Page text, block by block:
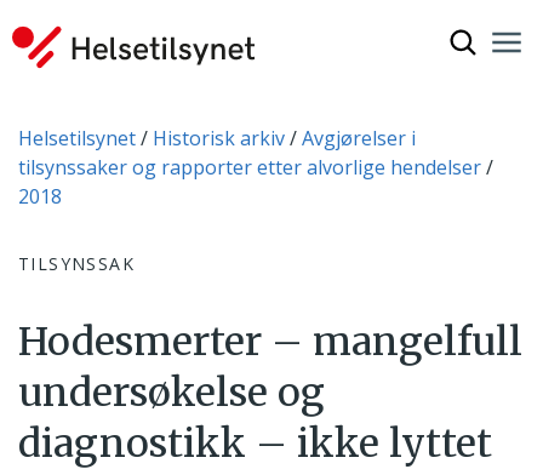
Du er her:
Helsetilsynet Historisk arkiv
Avgjørelser i
tilsynssaker og rapporter etter alvorlige hendelser
2018
TILSYNSSAK
Hodesmerter – mangelfull
undersøkelse og
diagnostikk – ikke lyttet